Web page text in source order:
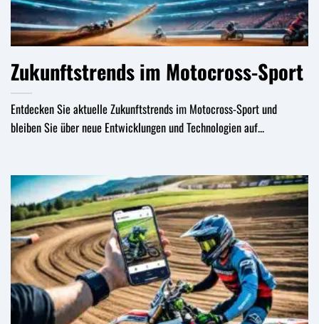
Zukunftstrends im Motocross-Sport
Entdecken Sie aktuelle Zukunftstrends im Motocross-Sport und
bleiben Sie über neue Entwicklungen und Technologien auf...